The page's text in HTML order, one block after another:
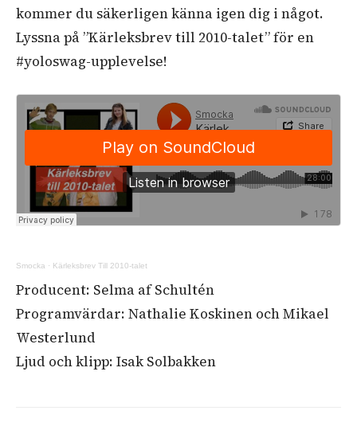
kommer du säkerligen känna igen dig i något.
Lyssna på ”Kärleksbrev till 2010-talet” för en
#yoloswag-upplevelse!
Smocka · Kärleksbrev Till 2010-talet
Producent: Selma af Schultén
Programvärdar: Nathalie Koskinen och Mikael
Westerlund
Ljud och klipp: Isak Solbakken